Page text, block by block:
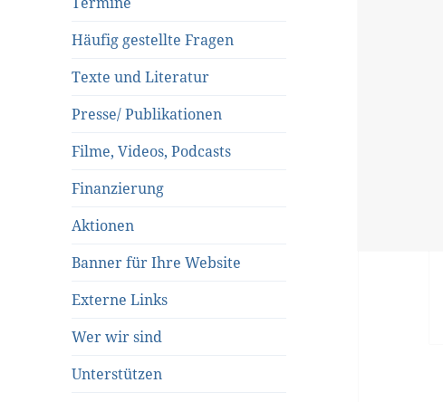
Häufig gestellte Fragen
Texte und Literatur
Presse/ Publikationen
Filme, Videos, Podcasts
Finanzierung
Aktionen
Banner für Ihre Website
Externe Links
Wer wir sind
Unterstützen